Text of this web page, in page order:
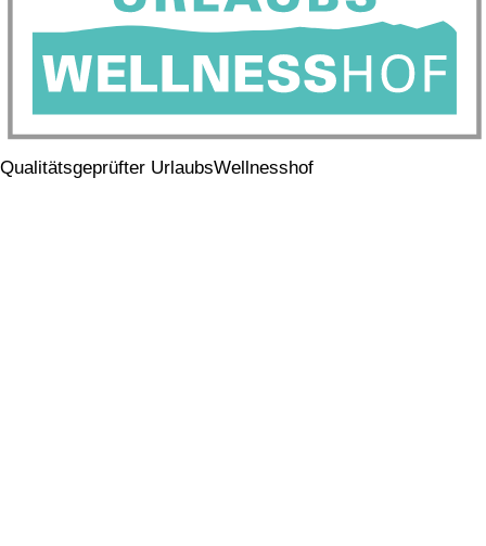
Qualitätsgeprüfter UrlaubsWellnesshof